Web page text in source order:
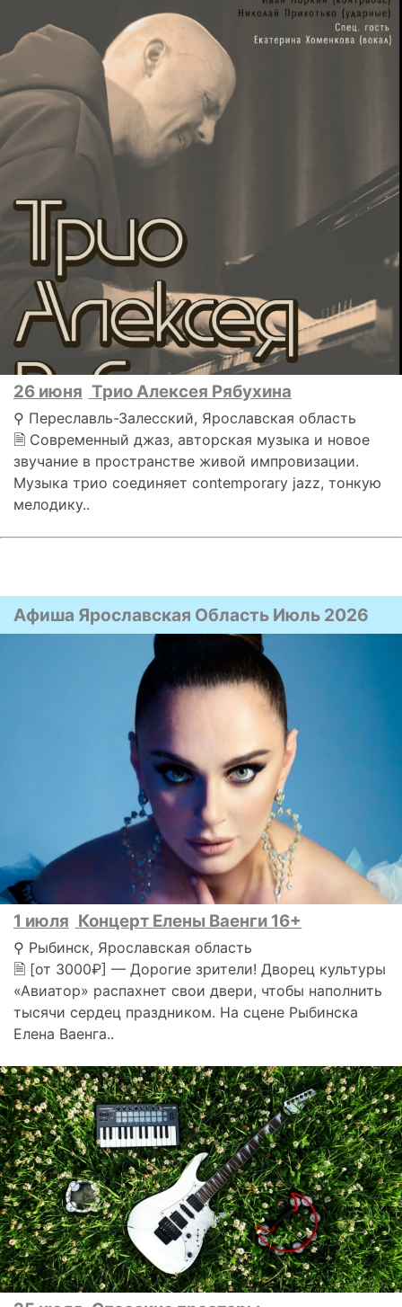
26 июня Трио Алексея Рябухина
⚲ Переславль-Залесский, Ярославская область
🗎 Современный джаз, авторская музыка и новое
звучание в пространстве живой импровизации.
Музыка трио соединяет contemporary jazz, тонкую
мелодику..
Афиша Ярославская Область Июль 2026
1 июля Концерт Елены Ваенги 16+
⚲ Рыбинск, Ярославская область
🗎 [от 3000₽] — Дорогие зрители! Дворец культуры
«Авиатор» распахнет свои двери, чтобы наполнить
тысячи сердец праздником. На сцене Рыбинска
Елена Ваенга..